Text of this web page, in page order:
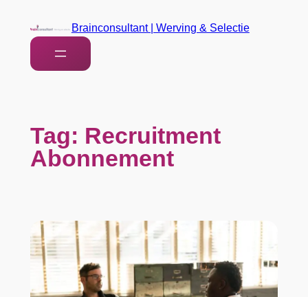
Brainconsultant | Werving & Selectie
Tag: Recruitment
Abonnement